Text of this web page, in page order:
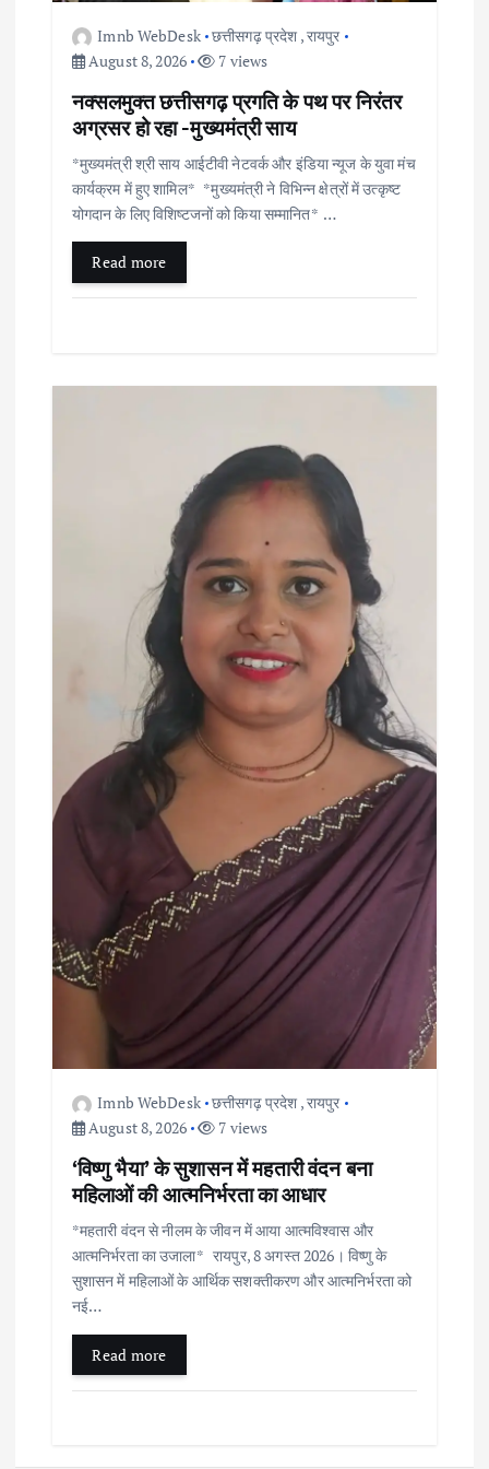
Imnb WebDesk छत्तीसगढ़ प्रदेश ,रायपुर
August 8, 2026
7 views
नक्सलमुक्त छत्तीसगढ़ प्रगति के पथ पर निरंतर
अग्रसर हो रहा -मुख्यमंत्री साय
*मुख्यमंत्री श्री साय आईटीवी नेटवर्क और इंडिया न्यूज के युवा मंच
कार्यक्रम में हुए शामिल* *मुख्यमंत्री ने विभिन्न क्षेत्रों में उत्कृष्ट
योगदान के लिए विशिष्टजनों को किया सम्मानित* …
Read more
Imnb WebDesk छत्तीसगढ़ प्रदेश ,रायपुर
August 8, 2026
7 views
‘विष्णु भैया’ के सुशासन में महतारी वंदन बना
महिलाओं की आत्मनिर्भरता का आधार
*महतारी वंदन से नीलम के जीवन में आया आत्मविश्वास और
आत्मनिर्भरता का उजाला* रायपुर, 8 अगस्त 2026। विष्णु के
सुशासन में महिलाओं के आर्थिक सशक्तीकरण और आत्मनिर्भरता को
नई…
Read more